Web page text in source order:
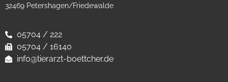
32469 Petershagen/Friedewalde
05704 / 222
05704 / 16140
info@tierarzt-boettcher.de